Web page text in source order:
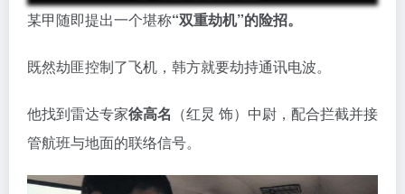
某甲随即提出一个堪称“双重劫机”的险招。
既然劫匪控制了飞机，韩方就要劫持通讯电波。
他找到雷达专家徐高名 （红炅 饰）中尉，配合拦截并接
管航班与地面的联络信号。